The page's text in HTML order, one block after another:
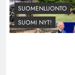
SUOMENLUONTO
SUOMI NYT!